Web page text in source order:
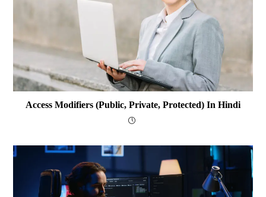
Access Modifiers (public, Private, Protected) In Hindi